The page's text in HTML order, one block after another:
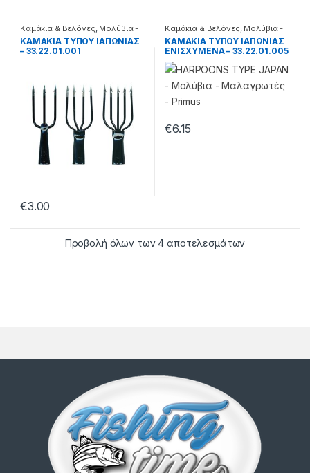
Καμάκια & Βελόνες, Μολύβια -
Μαλαγρωτές
ΚΑΜΑΚΙΑ ΤΥΠΟΥ ΙΑΠΩΝΙΑΣ
– 33.22.01.001
€3.00
Καμάκια & Βελόνες, Μολύβια -
Μαλαγρωτές
ΚΑΜΑΚΙΑ ΤΥΠΟΥ ΙΑΠΩΝΙΑΣ
ΕΝΙΣΧΥΜΕΝΑ – 33.22.01.005
€6.15
Προβολή όλων των 4 αποτελεσμάτων